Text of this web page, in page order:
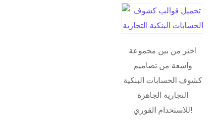
اختر من بين مجموعة
واسعة من تصاميم
كشوف الحسابات البنكية
التجارية الجاهزة
للاستخدام الفوري!